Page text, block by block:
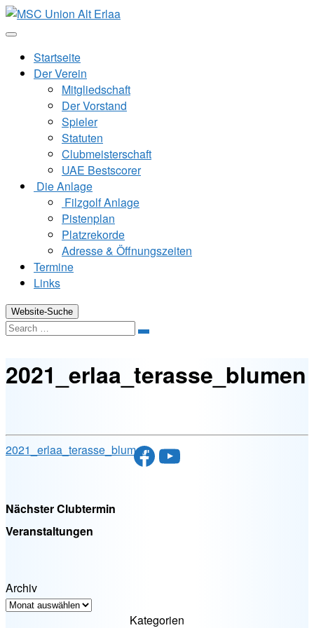
Zum
Inhalt
Startseite
Der Verein
Mitgliedschaft
Der Vorstand
Spieler
Statuten
Clubmeisterschaft
UAE Bestscorer
Die Anlage
Filzgolf Anlage
Pistenplan
Platzrekorde
Adresse & Öffnungszeiten
Termine
Links
Website-Suche
Search
2021_erlaa_terasse_blumen
2021_erlaa_terasse_blumenFacebook
YouTube
Nächster Clubtermin
Veranstaltungen
Archiv
Kategorien